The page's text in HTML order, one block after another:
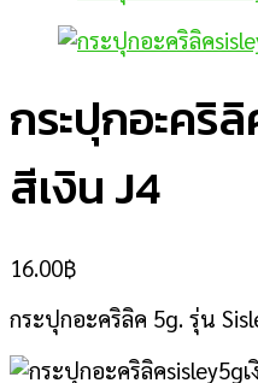
กระปุกอะคริ
สีเงิน J4
16.00฿
กระปุกอะคริลิค 5g. รุ่น